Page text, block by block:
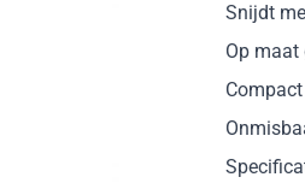
Snijdt
Op